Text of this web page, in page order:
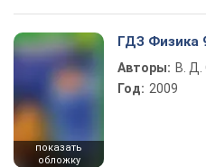
показать
обложку
ГДЗ Физика
Авторы: В. Д.
Год: 2009